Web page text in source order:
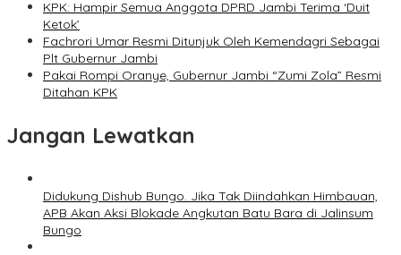
KPK: Hampir Semua Anggota DPRD Jambi Terima ‘Duit
Ketok’
Fachrori Umar Resmi Ditunjuk Oleh Kemendagri Sebagai
Plt Gubernur Jambi
Pakai Rompi Oranye, Gubernur Jambi “Zumi Zola” Resmi
Ditahan KPK
Jangan Lewatkan
Didukung Dishub Bungo. Jika Tak Diindahkan Himbauan,
APB Akan Aksi Blokade Angkutan Batu Bara di Jalinsum
Bungo